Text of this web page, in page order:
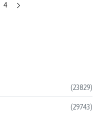
4
(23829)
(29743)